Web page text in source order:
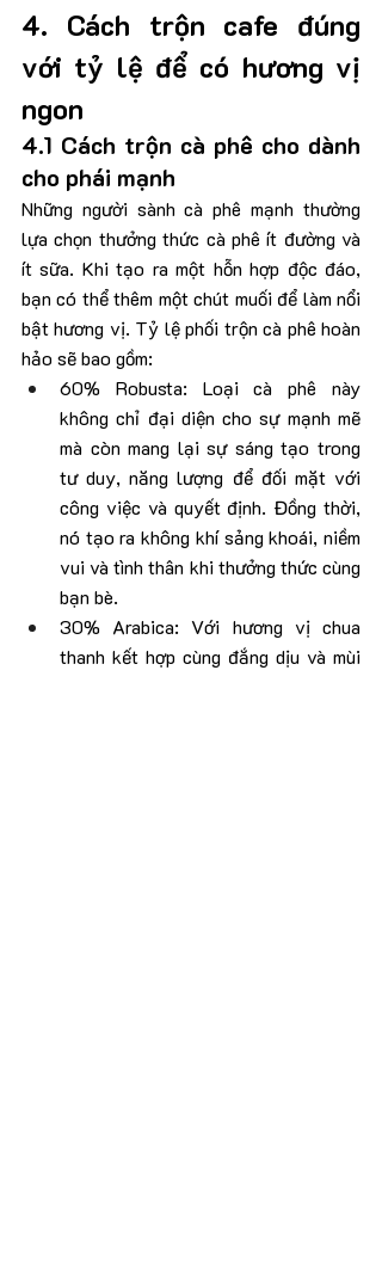
4. Cách trộn cafe đúng
với tỷ lệ để có hương vị
ngon
4.1 Cách trộn cà phê cho dành
cho phái mạnh
Những người sành cà phê mạnh thường
lựa chọn thưởng thức cà phê ít đường và
ít sữa. Khi tạo ra một hỗn hợp độc đáo,
bạn có thể thêm một chút muối để làm nổi
bật hương vị. Tỷ lệ phối trộn cà phê hoàn
hảo sẽ bao gồm:
60% Robusta: Loại cà phê này
không chỉ đại diện cho sự mạnh mẽ
mà còn mang lại sự sáng tạo trong
tư duy, năng lượng để đối mặt với
công việc và quyết định. Đồng thời,
nó tạo ra không khí sảng khoái, niềm
vui và tình thân khi thưởng thức cùng
bạn bè.
30% Arabica: Với hương vị chua
thanh kết hợp cùng đắng dịu và mùi